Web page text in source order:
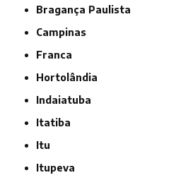
Bragança Paulista
Campinas
Franca
Hortolândia
Indaiatuba
Itatiba
Itu
Itupeva